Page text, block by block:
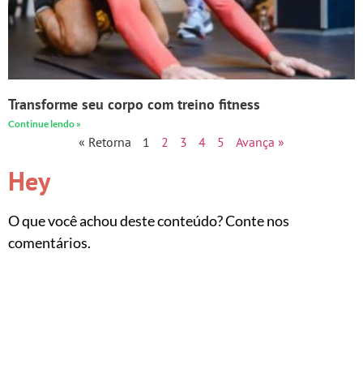
Transforme seu corpo com treino fitness
Continue lendo »
« Retorna 1 2 3 4 5 Avança »
Hey
O que você achou deste conteúdo? Conte nos
comentários.